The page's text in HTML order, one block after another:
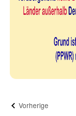
Vorherige